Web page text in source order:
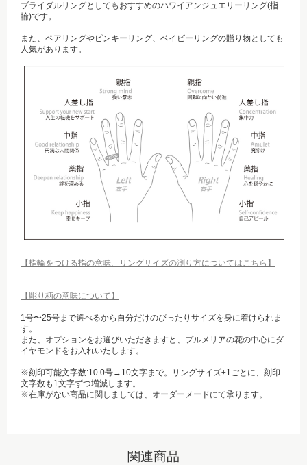
ブライダルリングとしてもおすすめのハワイアンジュエリーリング(指
輪)です。
また、ペアリングやピンキーリング、ベイビーリングの贈り物としても
人気があります。
【指輪をつける指の意味、リングサイズの測り方についてはこちら】
【彫り柄の意味について】
1号〜25号まで選べるから自分だけのぴったりサイズを身に着けられま
す。
また、オプションをお選びいただきますと、プルメリアの花の中心にダ
イヤモンドをお入れいたします。
※刻印可能文字数:10.0号→10文字まで。リングサイズ±1ごとに、刻印
文字数も1文字ずつ増減します。
※在庫がない商品に関しましては、オーダーメードにて承ります。
関連商品